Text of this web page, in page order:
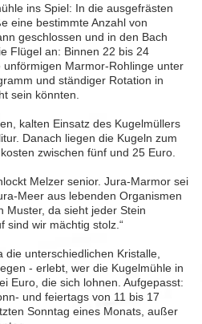
ins Spiel: In die ausgefrästen
eine bestimmte Anzahl von
geschlossen und in den Bach
Flügel an: Binnen 22 bis 24
Marmor-Rohlinge unter
und ständiger Rotation in
sein könnten.
kalten Einsatz des Kugelmüllers
Danach liegen die Kugeln zum
zwischen fünf und 25 Euro.
Melzer senior. Jura-Marmor sei
Meer aus lebenden Organismen
Muster, da sieht jeder Stein
sind wir mächtig stolz.“
unterschiedlichen Kristalle,
- erlebt, wer die Kugelmühle in
Euro, die sich lohnen. Aufgepasst:
und feiertags von 11 bis 17
Sonntag eines Monats, außer